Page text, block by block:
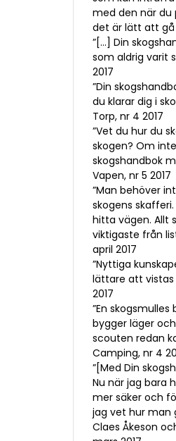
med den när du
det är lätt att gå
”[…] Din
som aldrig varit
2017
”Din
du klarar dig i
Torp, nr 4 2017
”Vet du hur du
skogen? Om
skogshandbok
Vapen, nr 5 2017
”Man behöver
skogens
hitta vägen. Allt
viktigaste från
april 2017
”Nyttiga
lättare att vistas
2017
”En
bygger läger
scouten redan
Camping, nr 4
”[Med Din
Nu när jag bara
mer säker och
jag vet hur man
Claes Åkeson